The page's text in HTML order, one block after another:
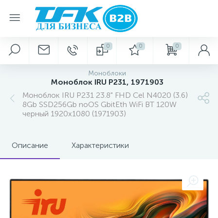
0 0 0
Моноблоки
Моноблок IRU P231, 1971903
Моноблок IRU P231 23.8" FHD Cel N4020 (3.6)
8Gb SSD256Gb noOS GbitEth WiFi BT 120W
черный 1920x1080 (1971903)
Описание Характеристики